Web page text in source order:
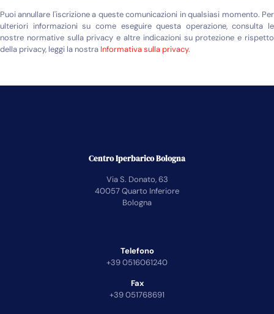
Puoi annullare l'iscrizione a queste comunicazioni in qualsiasi momento. Per
ulteriori informazioni su come eseguire questa operazione, consulta le
nostre normative sulla privacy e altre indicazioni su protezione e rispetto
della privacy, leggi la nostra Informativa sulla privacy.
Centro Iperbarico Bologna
Via S. Donato, 63
40057 Quarto Inferiore
Bologna
Telefono
+39 0516061240
Fax
+39 051768691